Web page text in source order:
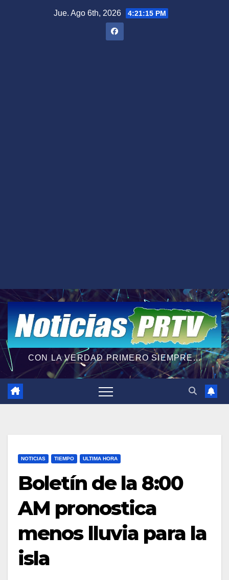
Jue. Ago 6th, 2026 4:21:16 PM
CON LA VERDAD PRIMERO SIEMPRE...
NOTICIAS TIEMPO ULTIMA HORA
Boletín de la 8:00
AM pronostica
menos lluvia para la
isla